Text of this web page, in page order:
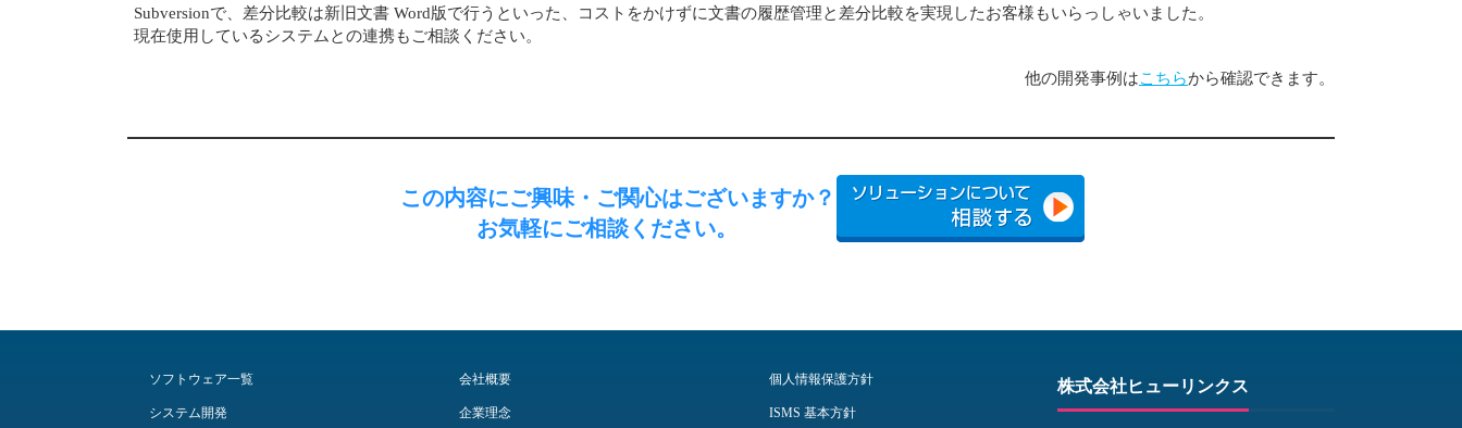
Subversionで、差分比較は新旧文書 Word版で行うといった、コストをかけずに文書の履歴管理と差分比較を実現したお客様もいらっしゃいました。
現在使用しているシステムとの連携もご相談ください。
他の開発事例はこちらから確認できます。
この内容にご興味・ご関心はございますか？
お気軽にご相談ください。
ソフトウェア一覧
システム開発
会社概要
企業理念
個人情報保護方針
ISMS 基本方針
株式会社ヒューリンクス